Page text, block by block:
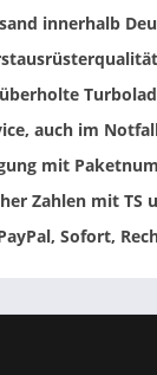
innerhalb
auch im
mit
Zahlen mit TS
Sofort,